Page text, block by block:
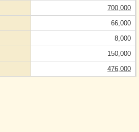
700,000
66,000
8,000
150,000
476,000